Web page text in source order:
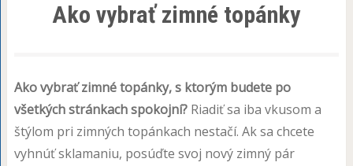
Ako vybrať zimné topánky
Ako vybrať zimné topánky, s ktorým budete po
všetkých stránkach spokojní?Riadiť sa iba vkusom a
štýlom pri zimných topánkach nestačí. Ak sa chcete
vyhnúť sklamaniu, posúďte svoj nový zimný pár